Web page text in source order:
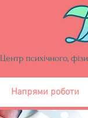
Центр психічного,
Напрями роботи